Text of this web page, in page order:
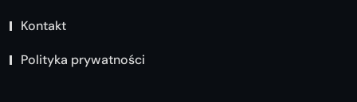
Kontakt
Polityka prywatności